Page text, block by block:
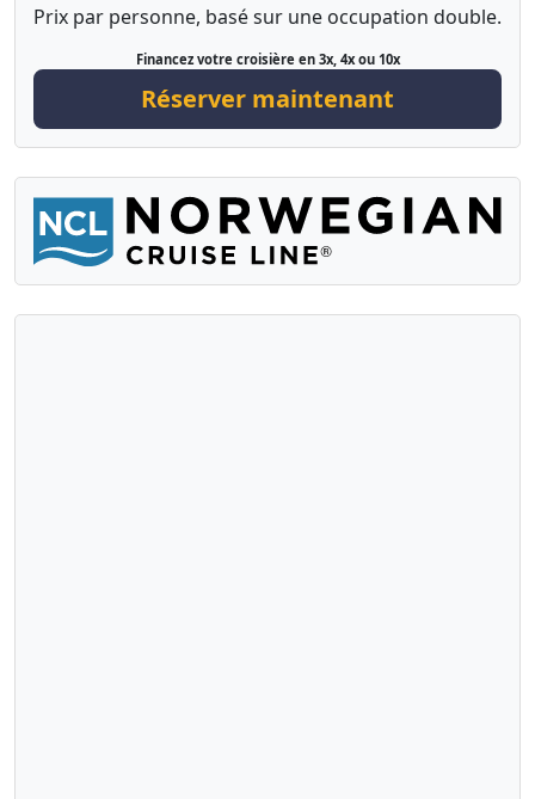
Prix par personne, basé sur une occupation double.
Financez votre croisière en 3x, 4x ou 10x
Réserver maintenant